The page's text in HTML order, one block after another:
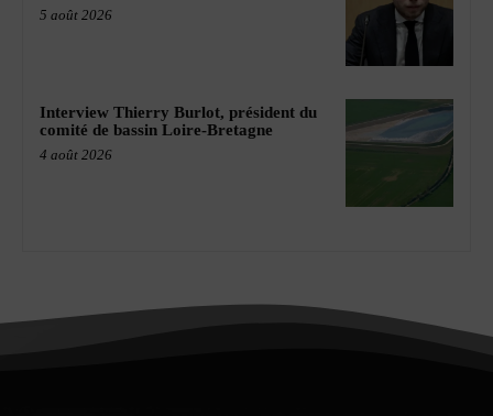
5 août 2026
Interview Thierry Burlot, président du
comité de bassin Loire-Bretagne
4 août 2026